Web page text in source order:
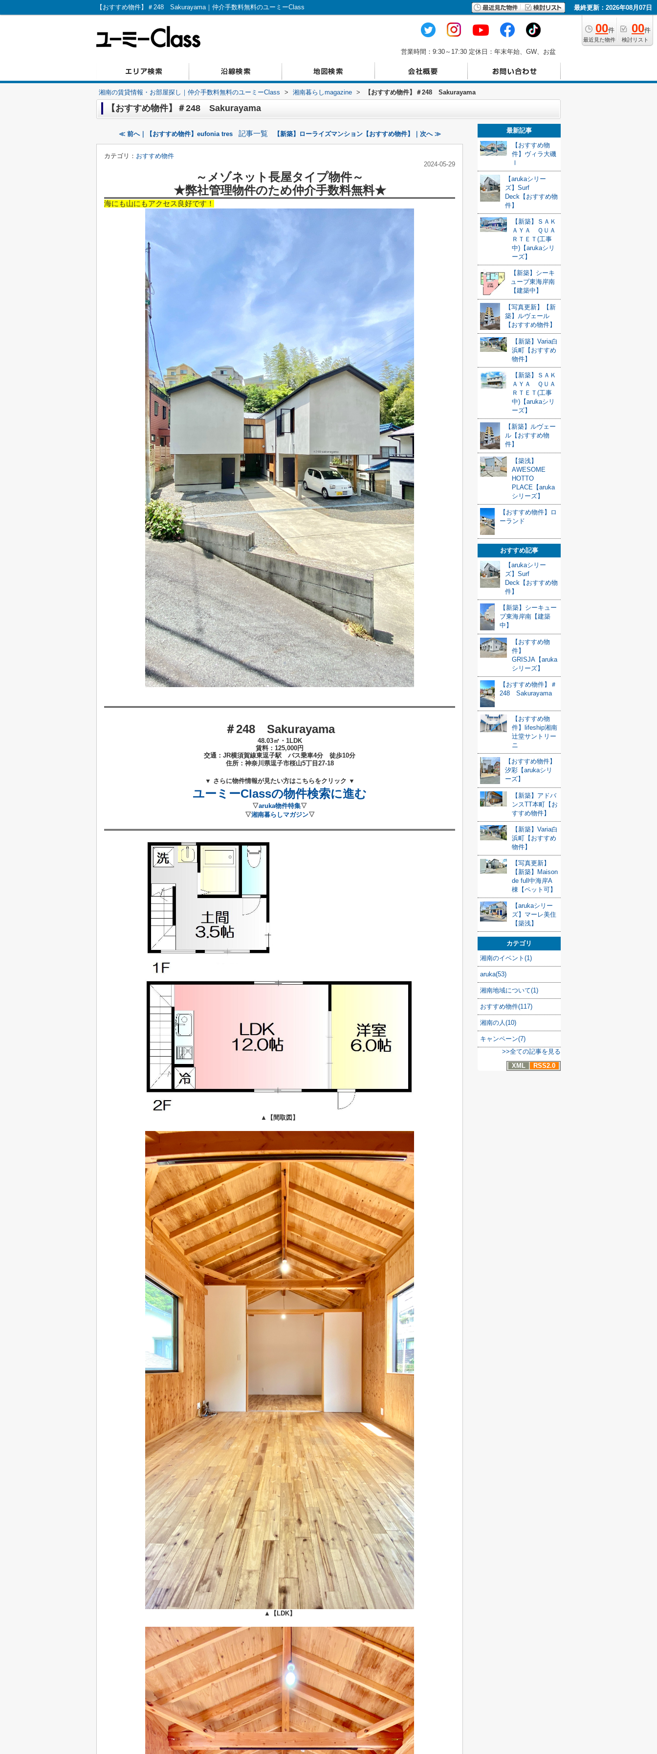
【おすすめ物件】＃248 Sakurayama｜仲介手数料無料のユーミーClass 最終更新：2026年08月07日
00件
最近見た物件
00件
検討リスト
営業時間：9:30～17:30 定休日：年末年始、GW、お盆
湘南の賃貸情報・お部屋探し｜仲介手数料無料のユーミーClass > 湘南暮らしmagazine > 【おすすめ物件】＃248 Sakurayama
【おすすめ物件】＃248 Sakurayama
≪ 前へ｜【おすすめ物件】eufonia tres 記事一覧 【新築】ローライズマンション【おすすめ物件】｜次へ ≫
カテゴリ： おすすめ物件
2024-05-29
～メゾネット長屋タイプ物件～
★弊社管理物件のため仲介手数料無料★
海にも山にもアクセス良好です！
＃248 Sakurayama
48.03㎡・1LDK
賃料：125,000円
交通：JR横須賀線東逗子駅 バス乗車4分 徒歩10分
住所： 神奈川県逗子市桜山5丁目27-18
▼ さらに物件情報が見たい方はこちらをクリック ▼
ユーミーClassの物件検索に進む
▽aruka物件特集▽
▽湘南暮らしマガジン▽
▲ 【間取図】
▲ 【LDK】
最新記事
【おすすめ物
件】ヴィラ大磯
Ⅰ
【arukaシリー
ズ】Surf
Deck【おすすめ物
件】
【新築】ＳＡＫ
ＡＹＡ ＱＵＡ
ＲＴＥＴ(工事
中)【arukaシリ
ーズ】
【新築】シーキ
ューブ東海岸南
【建築中】
【写真更新】【新
築】ルヴェール
【おすすめ物件】
【新築】Varia白
浜町【おすすめ
物件】
【新築】ＳＡＫ
ＡＹＡ ＱＵＡ
ＲＴＥＴ(工事
中)【arukaシリ
ーズ】
【新築】ルヴェー
ル【おすすめ物
件】
【築浅】
AWESOME
HOTTO
PLACE【aruka
シリーズ】
【おすすめ物件】ロ
ーランド
おすすめ記事
【arukaシリー
ズ】Surf
Deck【おすすめ物
件】
【新築】シーキュー
ブ東海岸南【建築
中】
【おすすめ物
件】
GRISJA【aruka
シリーズ】
【おすすめ物件】＃
248 Sakurayama
【おすすめ物
件】lifeship湘南
辻堂サントリー
ニ
【おすすめ物件】
汐彩【arukaシリ
ーズ】
【新築】アドバ
ンスTT本町【お
すすめ物件】
【新築】Varia白
浜町【おすすめ
物件】
【写真更新】
【新築】Maison
de full中海岸A
棟【ペット可】
【arukaシリー
ズ】マーレ美住
【築浅】
カテゴリ
湘南のイベント(1)
aruka(53)
湘南地域について(1)
おすすめ物件(117)
湘南の人(10)
キャンペーン(7)
>>全ての記事を見る
XML
RSS2.0